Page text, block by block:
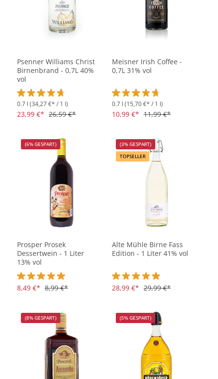
Psenner Williams Christ
Birnenbrand - 0,7L 40%
vol
Durchschnittliche Bewertung von 4.8 von 5 Sternen
0.7 l (34,27 €* / 1 l)
23,99 €* 26,59 €*
Meisner Irish Coffee -
0,7L 31% vol
Durchschnittliche Bewertung
0.7 l (15,70 €* / 1 l)
10,99 €* 11,99 €*
(6% GESPART)
Prosper Prosek
Dessertwein - 1 Liter
13% vol
Durchschnittliche Bewertung von 5 von 5 Sternen
8,49 €* 8,99 €*
(3% GESPART)
TOPSELLER
Alte Mühle Birne Fass
Edition - 1 Liter 41% vol
Durchschnittliche Bewertung
28,99 €* 29,99 €*
(8% GESPART) (5% GESPART)